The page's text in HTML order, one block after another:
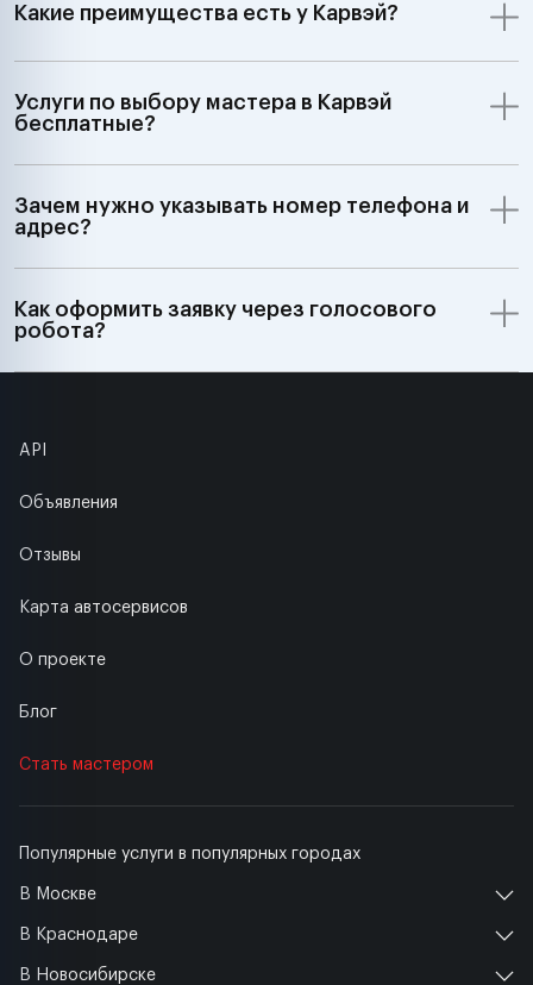
Какие преимущества есть у Карвэй?
Услуги по выбору мастера в Карвэй
бесплатные?
Зачем нужно указывать номер телефона и
адрес?
Как оформить заявку через голосового
робота?
Популярные услуги в популярных городах
В Москве
В Краснодаре
В Новосибирске
API
Объявления
Отзывы
Карта автосервисов
О проекте
Блог
Стать мастером